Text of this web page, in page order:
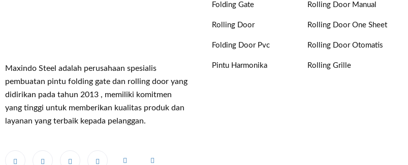
Maxindo Steel adalah perusahaan spesialis
pembuatan pintu folding gate dan rolling door yang
didirikan pada tahun 2013 , memiliki komitmen
yang tinggi untuk memberikan kualitas produk dan
layanan yang terbaik kepada pelanggan.
Folding Gate
Rolling Door
Folding Door Pvc
Pintu Harmonika
Rolling Door Manual
Rolling Door One Sheet
Rolling Door Otomatis
Rolling Grille